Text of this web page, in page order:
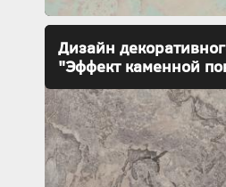
Дизайн
"Эффект каменной